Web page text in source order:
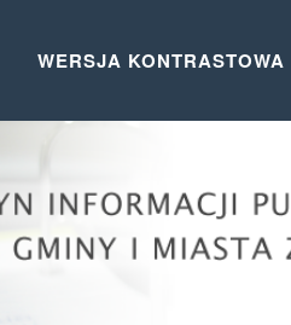
WERSJA KONTRASTOWA